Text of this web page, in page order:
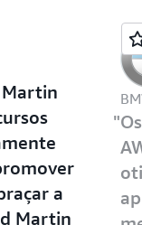
Martin
a
Martin